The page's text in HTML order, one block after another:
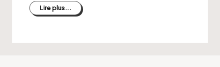
Lire plus...